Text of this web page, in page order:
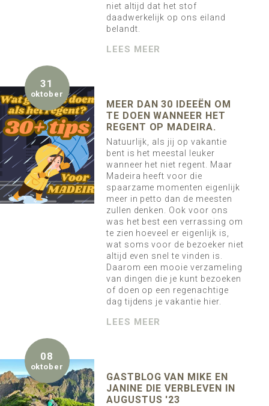
niet altijd dat het stof
daadwerkelijk op ons eiland
belandt.
LEES MEER
31
oktober
MEER DAN 30 IDEEËN OM
TE DOEN WANNEER HET
REGENT OP MADEIRA.
Natuurlijk, als jij op vakantie
bent is het meestal leuker
wanneer het niet regent. Maar
Madeira heeft voor die
spaarzame momenten eigenlijk
meer in petto dan de meesten
zullen denken. Ook voor ons
was het best een verrassing om
te zien hoeveel er eigenlijk is,
wat soms voor de bezoeker niet
altijd even snel te vinden is.
Daarom een mooie verzameling
van dingen die je kunt bezoeken
of doen op een regenachtige
dag tijdens je vakantie hier.
LEES MEER
08
oktober
GASTBLOG VAN MIKE EN
JANINE DIE VERBLEVEN IN
AUGUSTUS '23